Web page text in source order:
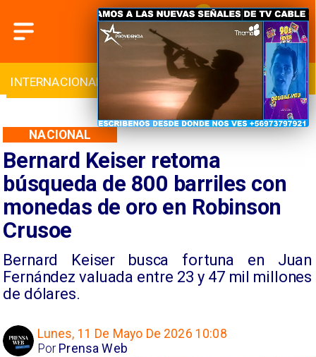
DEPORTES CULTURA TURISMO
Bernard Keiser retoma
búsqueda de 800 barriles con
monedas de oro en Robinson
Crusoe
Bernard Keiser busca fortuna en Juan
Fernández valuada entre 23 y 47 mil millones
de dólares.
NACIONAL
Lunes, 11 De Mayo De 2026 10:08
Prensa Web
Por